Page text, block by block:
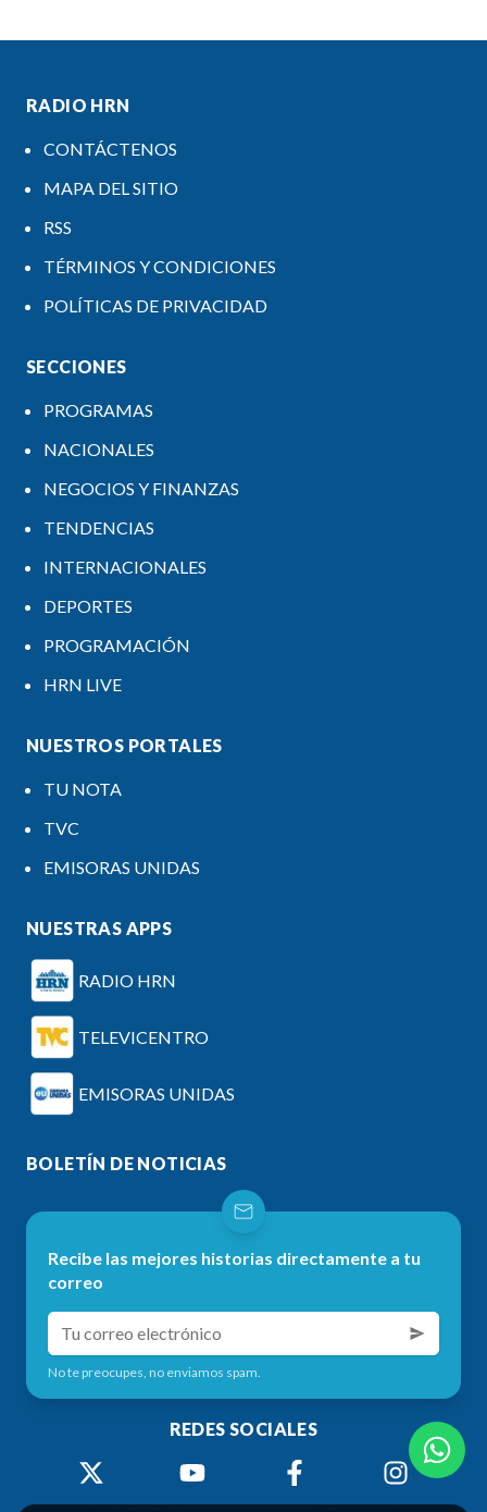
RADIO HRN
CONTÁCTENOS
MAPA DEL SITIO
RSS
TÉRMINOS Y CONDICIONES
POLÍTICAS DE PRIVACIDAD
SECCIONES
PROGRAMAS
NACIONALES
NEGOCIOS Y FINANZAS
TENDENCIAS
INTERNACIONALES
DEPORTES
PROGRAMACIÓN
HRN LIVE
NUESTROS PORTALES
TU NOTA
TVC
EMISORAS UNIDAS
NUESTRAS APPS
RADIO HRN
TELEVICENTRO
EMISORAS UNIDAS
BOLETÍN DE NOTICIAS
Recibe las mejores historias directamente a tu
correo
No te preocupes, no enviamos spam.
REDES SOCIALES